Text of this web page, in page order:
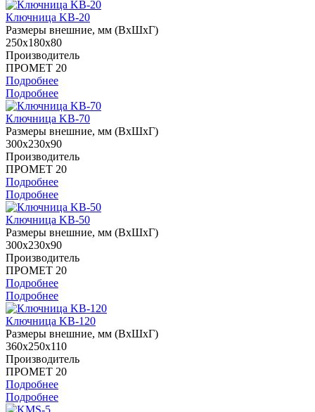
Ключница KB-20
Размеры внешние, мм (ВхШхГ)
250x180x80
Производитель
ПРОМЕТ 20
Подробнее
Подробнее
Ключница KB-70
Размеры внешние, мм (ВхШхГ)
300x230x90
Производитель
ПРОМЕТ 20
Подробнее
Подробнее
Ключница KB-50
Размеры внешние, мм (ВхШхГ)
300x230x90
Производитель
ПРОМЕТ 20
Подробнее
Подробнее
Ключница KB-120
Размеры внешние, мм (ВхШхГ)
360x250x110
Производитель
ПРОМЕТ 20
Подробнее
Подробнее